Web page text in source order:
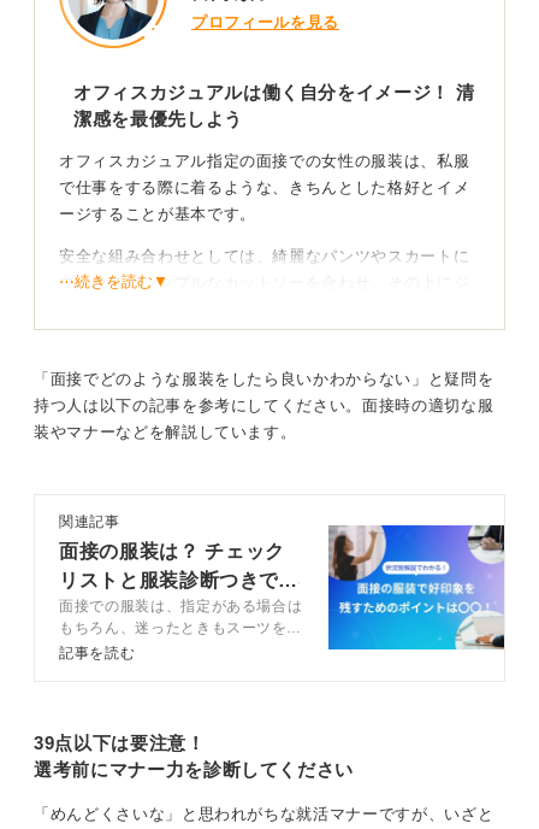
ネイルについては、業界や企業にもよりますが、こちら
で清潔感のあるものにしておくのが良いでしょう。
全体としてTPOをわきまえた、品のある装いを心掛けて
ください。
0
プロフィールを見る
オフィスカジュアルは働く自分をイメージ！ 清
潔感を最優先しよう
オフィスカジュアル指定の面接での女性の服装は、私服
で仕事をする際に着るような、きちんとした格好とイメ
ージすることが基本です。
安全な組み合わせとしては、綺麗なパンツやスカートに
ブラウスやシンプルなカットソーを合わせ、その上にジ
とができるでしょう。
一方で、肌の露出が多すぎる服装や、流行を追いすぎた
デザイン、そしてラフすぎるアイテムは避けるべきで
参考サイトを活用して適切な服装を見つけよう！
もし、オフィスカジュアルのイメージが湧かない場合
は、スーツを扱うアパレルメーカーのWebサイトでオフ
ィスカジュアルのコーディネート例を参考にすると良い
そこには、学生に適した服装の基準や目安が示されてい
ることが多いので、参考にしてみてください。
0
⋯続きを読む▼
「面接でどのような服装をしたら良いかわからない」と疑問を
持つ人は以下の記事を参考にしてください。面接時の適切な服
装やマナーなどを解説しています。
関連記事
面接の服装は？ チェック
リストと服装診断つきで解
説
面接での服装は、指定がある場合は
もちろん、迷ったときもスーツを選
ぶのが安心です。指定がない、もし
ンサルタントが詳しく解説している
ので参考にしてみてください。
記事を読む
39点以下は要注意！
選考前にマナー力を診断してください
「めんどくさいな」と思われがちな就活マナーですが、いざと